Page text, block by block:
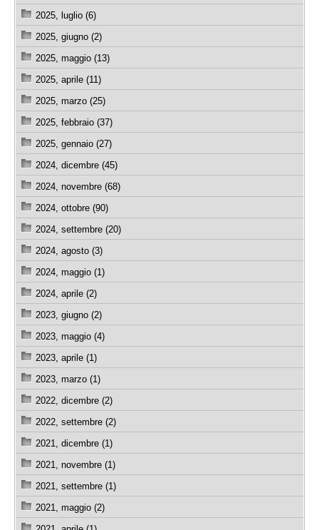
2025, luglio (6)
2025, giugno (2)
2025, maggio (13)
2025, aprile (11)
2025, marzo (25)
2025, febbraio (37)
2025, gennaio (27)
2024, dicembre (45)
2024, novembre (68)
2024, ottobre (90)
2024, settembre (20)
2024, agosto (3)
2024, maggio (1)
2024, aprile (2)
2023, giugno (2)
2023, maggio (4)
2023, aprile (1)
2023, marzo (1)
2022, dicembre (2)
2022, settembre (2)
2021, dicembre (1)
2021, novembre (1)
2021, settembre (1)
2021, maggio (2)